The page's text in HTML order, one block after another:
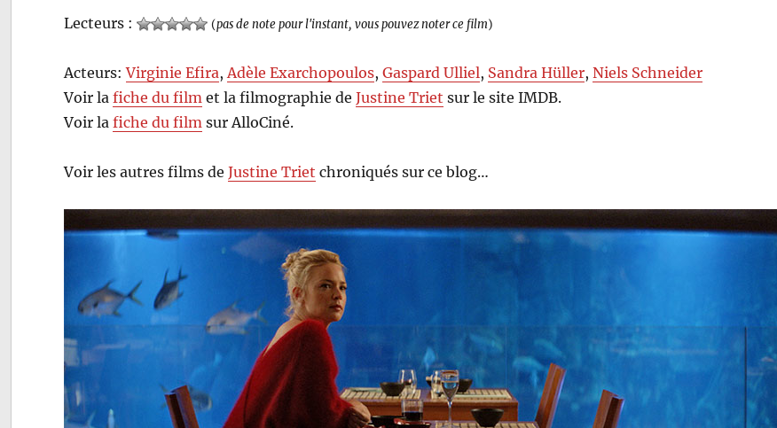
Lecteurs : (pas de note pour l'instant, vous pouvez noter ce film)
Acteurs:Virginie Efira, Adèle Exarchopoulos,Gaspard Ulliel, Sandra Hüller,Niels Schneider
Voir lafiche du film et la filmographie deJustine Triet sur le site IMDB.
Voir lafiche du film sur AlloCiné.
Voir les autres films deJustine Triet chroniqués sur ce blog…